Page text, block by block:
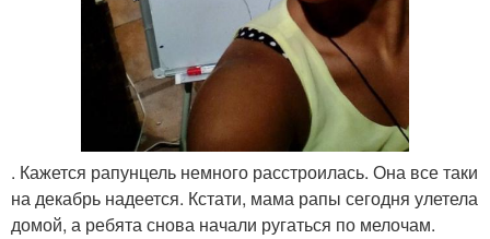
. Кажется рапунцель немного расстроилась. Она все таки
на декабрь надеется. Кстати, мама рапы сегодня улетела
домой, а ребята снова начали ругаться по мелочам.